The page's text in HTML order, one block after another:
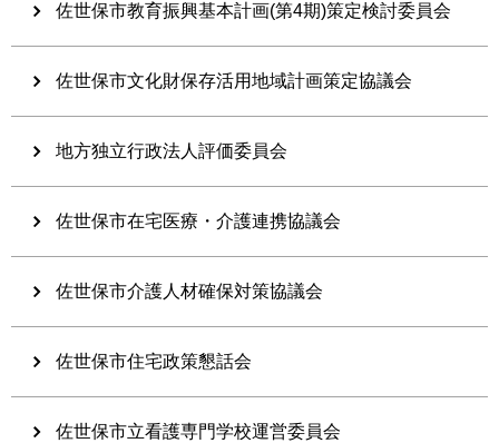
佐世保市教育振興基本計画(第4期)策定検討委員会
佐世保市文化財保存活用地域計画策定協議会
地方独立行政法人評価委員会
佐世保市在宅医療・介護連携協議会
佐世保市介護人材確保対策協議会
佐世保市住宅政策懇話会
佐世保市立看護専門学校運営委員会